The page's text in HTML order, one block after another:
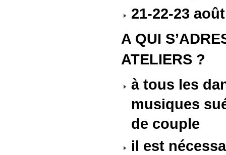
21-22-23
A QUI
ATELIERS ?
à tous les
musiques
de couple
il est